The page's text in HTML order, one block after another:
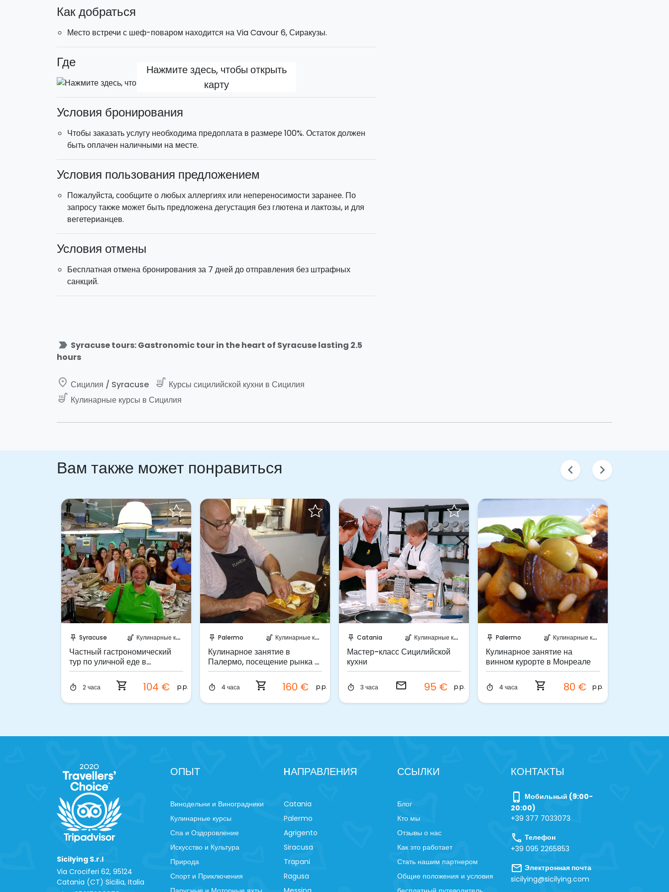
голодных граждан выходить на главные улицы исторических центров.
Продолжительность:около 2 часов.
Расположение:Ортигия (Сиракузы).
Как добраться
Место встречи с шеф-поваром находится на Via Cavour 6, Сиракузы.
Где
Нажмите здесь, чтобы открыть
карту
Условия бронирования
Чтобы заказать услугу необходима предоплата в размере 100%. Остаток должен
быть оплачен наличными на месте.
Условия пользования предложением
Пожалуйста, сообщите о любых аллергиях или непереносимости заранее. По
запросу также может быть предложена дегустация без глютена и лактозы, и для
вегетерианцев.
Условия отмены
Бесплатная отмена бронирования за 7 дней до отправления без штрафных
санкций.
label_important Syracuse tours: Gastronomic tour in the heart of Syracuse lasting 2.5
hours
place Сицилия / Syracuse soup_kitchen Курсы сицилийской кухни в Сицилия
soup_kitchen Кулинарные курсы в Сицилия
Вам также может понравиться chevron_left chevron_right
push_pin Syracuse soup_kitchen Кулинарные курсы
Частный гастрономический
тур по уличной еде в
Сиракузах
timer 2 часа shopping_cart 104 € p.p.
push_pin Palermo soup_kitchen Кулинарные курсы
Кулинарное занятие в
Палермо, посещение рынка и
обед
timer 4 часа shopping_cart 160 € p.p.
push_pin Catania soup_kitchen Кулинарные курсы
Мастер-класс Сицилийской
кухни
timer 3 часа email 95 € p.p.
push_pin Palermo soup_kitchen Кулинарные курсы
Кулинарное занятие на
винном курорте в Монреале
timer 4 часа shopping_cart 80 € p.p.
Sicilying S.r.l
Via Crociferi 62, 95124
Catania (CT) Sicilia, Italia
ОПЫТ
Винодельни и Виноградники
Кулинарные курсы
Спа и Оздоровление
Искусство и Культура
Природа
Спорт и Приключения
HАПРАВЛЕНИЯ
Catania
Palermo
Agrigento
Siracusa
Trapani
Ragusa
ССЫЛКИ
Блог
Кто мы
Отзывы о нас
Как это работает
Стать нашим партнером
Общие положения и условия
КОНТАКТЫ
phone_iphone
Мобильный (9:00-
20:00)
+39 377 7033073
call Телефон
+39 095 2265853
mail Электронная почта
sicilying@sicilying.com